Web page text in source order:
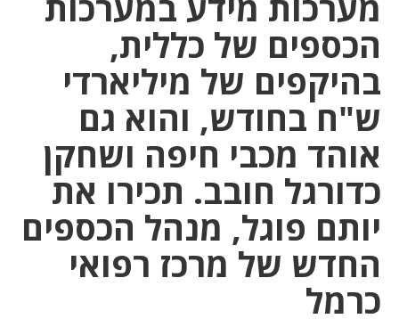
הכספים של כללית,
בהיקפים של מיליארדי
ש"ח בחודש, והוא גם
אוהד מכבי חיפה ושחקן
כדורגל חובב. תכירו את
יותם פוגל, מנהל הכספים
החדש של מרכז רפואי
כרמל